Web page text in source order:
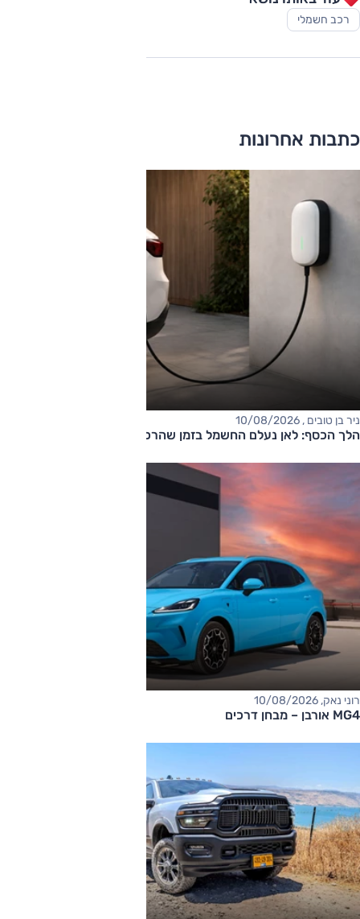
רכב חשמלי
כתבות אחרונות
ניר בן טובים , 10/08/2026
הלך הכסף: לאן נעלם החשמל בזמן שהרכב מחובר לשקע?
רוני נאק, 10/08/2026
MG4 אורבן – מבחן דרכים